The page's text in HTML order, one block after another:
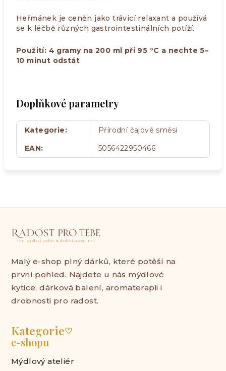
Heřmánek je ceněn jako trávicí relaxant a používá
se k léčbě různých gastrointestinálních potíží.
Použití: 4 gramy na 200 ml při 95 °C a nechte 5–
10 minut odstát
Doplňkové parametry
Kategorie:
Přírodní čajové směsi
EAN: 5056422950466
Malý e-shop plný dárků, které potěší na
první pohled. Najdete u nás mýdlové
kytice, dárková balení, aromaterapii i
drobnosti pro radost.
Kategorie♡
e-shopu
Mýdlový ateliér